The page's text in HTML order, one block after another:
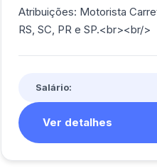
Atribuições: Motorista
RS, SC, PR e SP.<br><br/>
Salário:
Ver detalhes